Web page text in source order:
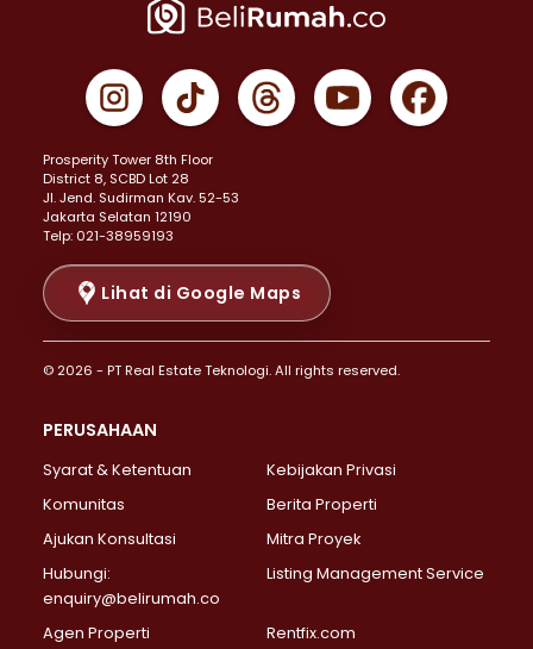
Properti Dijual di Jakarta Pusat >
Properti Dijual di Gambir >
Properti Dijual di Johar Baru >
Properti Dijual di Menteng >
Properti Dijual di Senen >
Properti Dijual di Tanah Abang >
Properti Dijual di Cikini >
Properti Dijual di Kramat >
Properti Dijual di Pasar Baru >
Properti Dijual di Bendungan Hilir >
Properti Dijual di Jakarta Selatan >
Properti Dijual di Lebak Bulus >
Properti Dijual di Gandaria Selatan >
Properti Dijual di Pondok Labu >
Properti Dijual di Lenteng Agung >
Properti Dijual di Senayan >
Properti Dijual di Pondok Pinang >
Prosperity Tower 8th Floor
District 8, SCBD Lot 28
JI. Jend. Sudirman Kav. 52-53
Jakarta Selatan 12190
Telp: 021-38959193
Lihat di Google Maps
© 2026 - PT Real Estate Teknologi. All rights reserved.
PERUSAHAAN
Syarat & Ketentuan
Kebijakan Privasi
Komunitas
Berita Properti
Ajukan Konsultasi
Mitra Proyek
Hubungi:
enquiry@belirumah.co
Listing Management Service
Agen Properti Rentfix.com